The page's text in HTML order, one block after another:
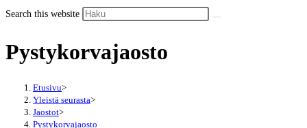
Search this website
Pystykorvajaosto
Etusivu>
Yleistä seurasta>
Jaostot>
Pystykorvajaosto